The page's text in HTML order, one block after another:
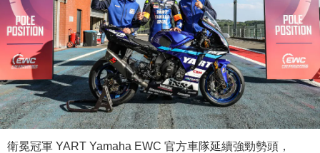
衛冕冠軍 YART Yamaha EWC 官方車隊延續強勁勢頭，